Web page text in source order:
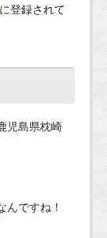
に登録されて
児島県枕崎
んですね！